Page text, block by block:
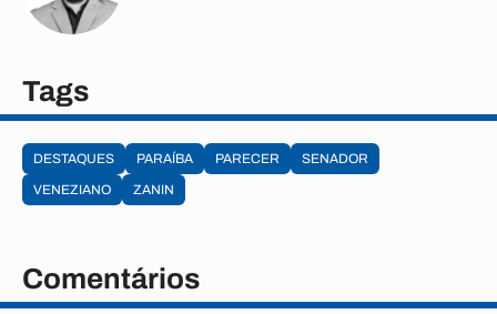
Tags
DESTAQUES PARAÍBA PARECER
SENADOR
VENEZIANO
ZANIN
Comentários